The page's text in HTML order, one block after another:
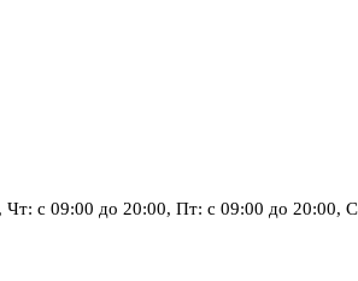
с 09:00 до 20:00, Пт: с 09:00 до 20:00,